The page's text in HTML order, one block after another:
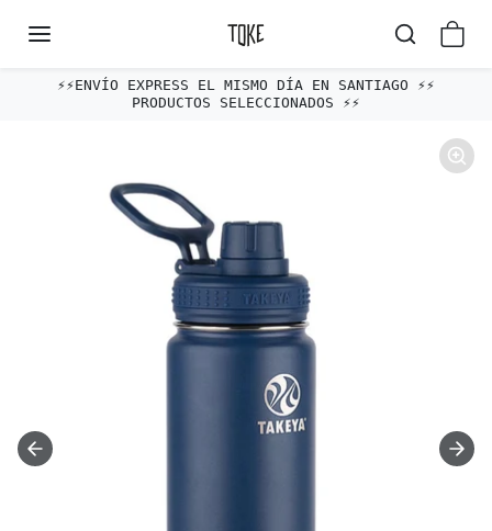
⚡️⚡️ENVÍO EXPRESS EL MISMO DÍA EN SANTIAGO ⚡️⚡️
PRODUCTOS SELECCIONADOS ⚡️⚡️